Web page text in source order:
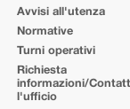
Avvisi all'utenza
Normative
Turni operativi
Richiesta
informazioni/
l'ufficio